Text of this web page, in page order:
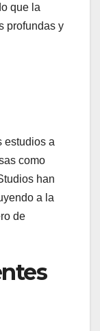
que la
profundas y
estudios a
como
han
a la
de